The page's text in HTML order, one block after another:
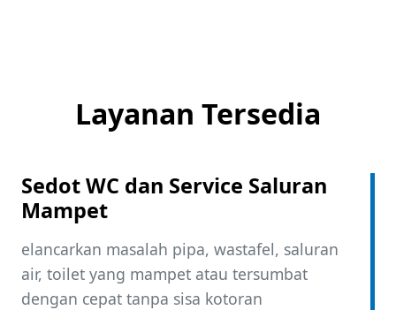
Layanan Tersedia
Sedot WC dan Service Saluran
Mampet
elancarkan masalah pipa, wastafel, saluran
air, toilet yang mampet atau tersumbat
dengan cepat tanpa sisa kotoran